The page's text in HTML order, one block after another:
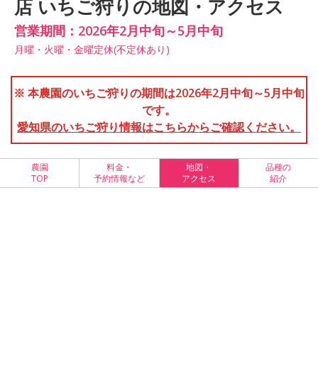
店 いちご狩りの地図・アクセス
営業期間：2026年2月中旬～5月中旬
月曜・火曜・金曜定休(不定休あり)
※ 本農園のいちご狩りの期間は2026年2月中旬～5月中旬
です。
愛知県のいちご狩り情報はこちらからご確認ください。
農園
TOP
料金・
予約情報など
地図・
アクセス
品種の
紹介